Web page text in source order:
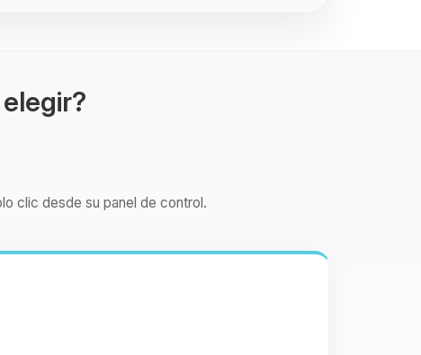
clic desde su panel de control.